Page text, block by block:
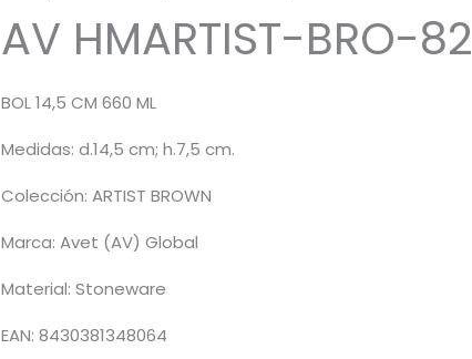
AV HMARTIST-BRO-82
BOL 14,5 CM 660 ML
Medidas: d.14,5 cm; h.7,5 cm.
Colección: ARTIST BROWN
Marca: Avet (AV) Global
Material: Stoneware
EAN: 8430381348064